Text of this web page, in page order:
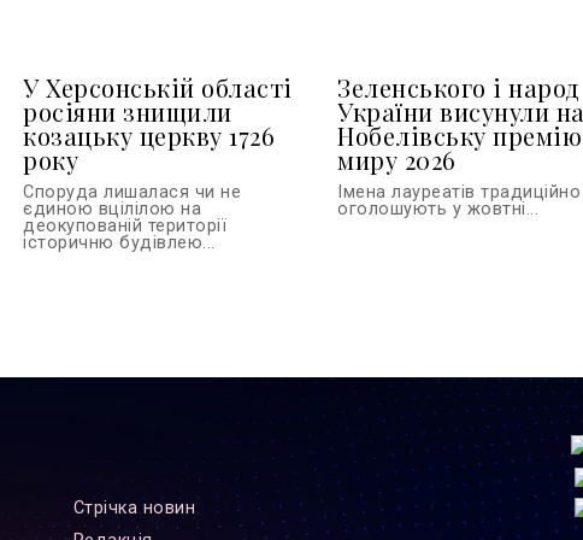
У Херсонській області
росіяни знищили
козацьку церкву 1726
року
Споруда лишалася чи не
єдиною вцілілою на
деокупованій території
історичню будівлею...
Зеленського і народ
України висунули на
Нобелівську премію
миру 2026
Імена лауреатів традиційно
оголошують у жовтні...
Стрiчка новин